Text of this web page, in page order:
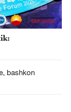
bashkon